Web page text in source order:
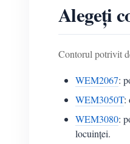
Alegeți
Contorul potrivit
WEM2067:
WEM3050T:
WEM3080:
locuinței.